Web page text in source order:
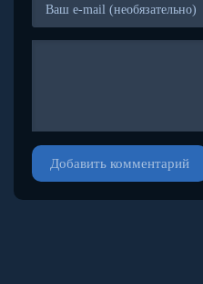
Добавить комментарий